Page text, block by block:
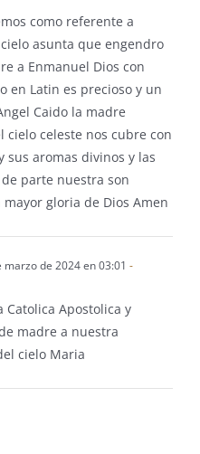
como referente a
asunta que engendro
a Enmanuel Dios con
en Latin es precioso y un
Caido la madre
cielo celeste nos cubre con
sus aromas divinos y las
parte nuestra son
gloria de Dios Amen
marzo de 2024 en 03:01 -
Catolica Apostolica y
madre a nuestra
cielo Maria